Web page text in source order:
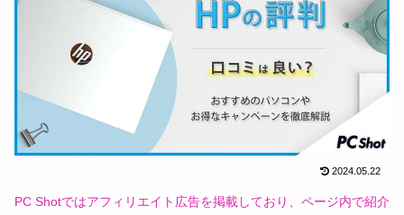
2024.05.22
PC Shotではアフィリエイト広告を掲載しており、ページ内で紹介